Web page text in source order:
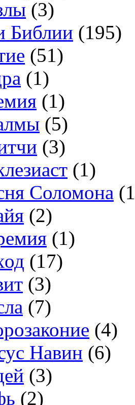
(3)
Библии (195)
(51)
(1)
(1)
(5)
(3)
(1)
Соломона
(2)
(1)
(17)
(3)
(7)
(4)
Навин (6)
(3)
(2)